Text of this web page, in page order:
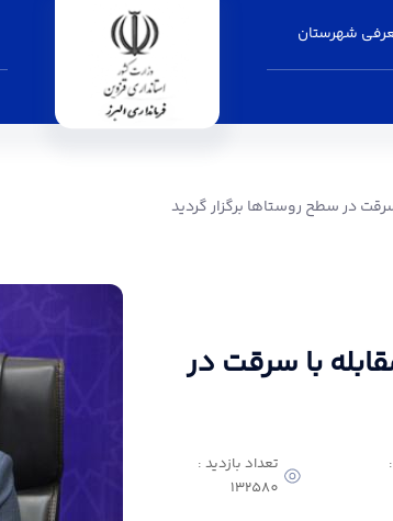
شهرستان
در سطح روستاها برگزار گردید
با سرقت در
تعداد بازدید :
132580